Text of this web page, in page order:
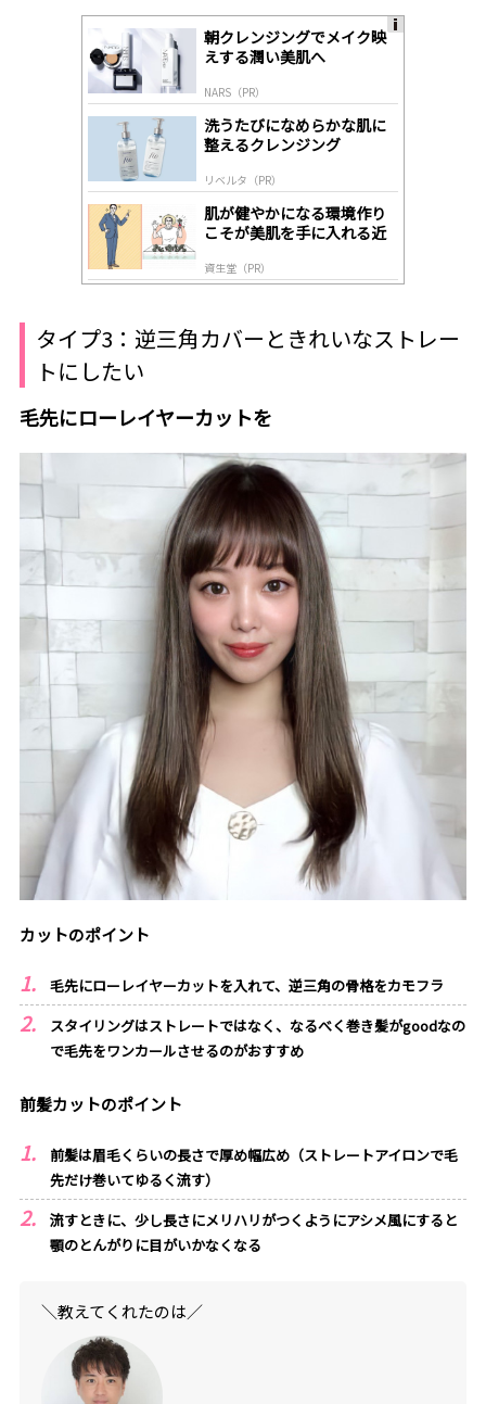
朝クレンジングでメイク映
えする潤い美肌へ
NARS（PR）
洗うたびになめらかな肌に
整えるクレンジング
リベルタ（PR）
肌が健やかになる環境作り
こそが美肌を手に入れる近
資生堂（PR）
タイプ3：逆三角カバーときれいなストレー
トにしたい
毛先にローレイヤーカットを
カットのポイント
毛先にローレイヤーカットを入れて、逆三角の骨格をカモフラ
スタイリングはストレートではなく、なるべく巻き髪がgoodなの
で毛先をワンカールさせるのがおすすめ
前髪カットのポイント
前髪は眉毛くらいの長さで厚め幅広め（ストレートアイロンで毛
先だけ巻いてゆるく流す）
流すときに、少し長さにメリハリがつくようにアシメ風にすると
顎のとんがりに目がいかなくなる
＼教えてくれたのは／